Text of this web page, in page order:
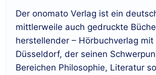
Der onomato Verlag ist ein
mittlerweile auch gedruckte
herstellender – Hörbuchverlag mit
Düsseldorf, der seinen
Bereichen Philosophie, Literatur